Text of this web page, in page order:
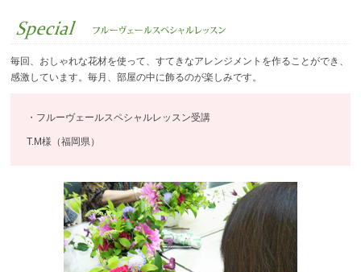
毎回、おしゃれな花材を使って、すてきなアレンジメントを作ることができ、
感激しています。毎月、部屋の中に飾るのが楽しみです。
・フルーヴェールスペシャルレッスン受講
T.M様（福岡県）